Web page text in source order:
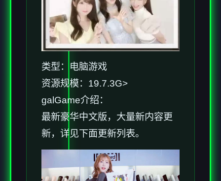
类型：电脑游戏
资源规模：19.7.3G>
galGame介绍：
最新豪华中文版，大量新内容更
新，详见下面更新列表。